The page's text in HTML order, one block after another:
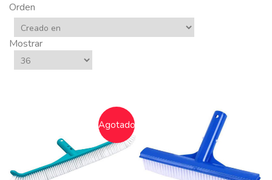
Orden
Mostrar
Agotado